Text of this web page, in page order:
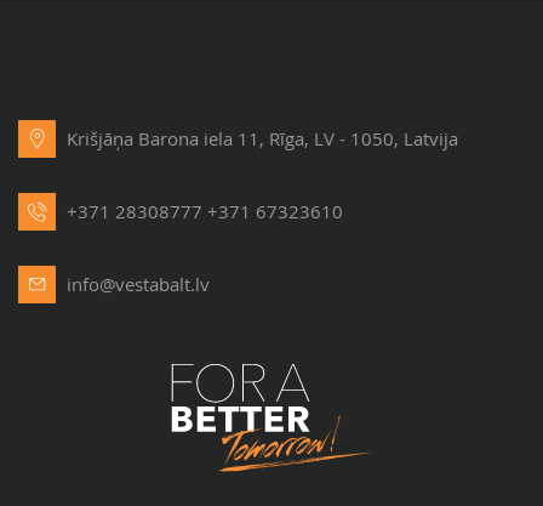
Krišjāņa Barona iela 11, Rīga, LV - 1050, Latvija
+371 28308777 +371 67323610
info@vestabalt.lv